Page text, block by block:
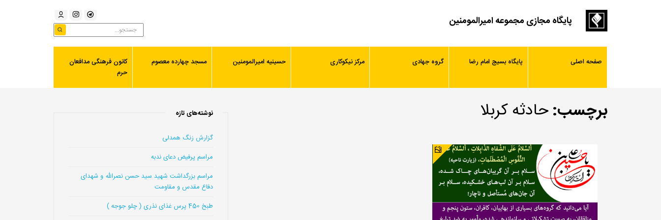
پایگاه مجازی مجموعه امیرالمومنین
صفحه اصلی پایگاه بسیج امام رضا گروه جهادی مرکز نیکوکاری حسینیه امیرالمومنین مسجد چهارده معصوم
کانون فرهنگی مدافعان
حرم
برچسب:حادثه کربلا نوشته‌های تازه
گزارش زنگ همدلی
مراسم پرفیض دعای ندبه
مراسم بزرگداشت شهید سید حسن نصرالله و شهدای
دفاع مقدس و مقاومت
طبخ 450 پرس غذای نذری ( چلو جوجه )